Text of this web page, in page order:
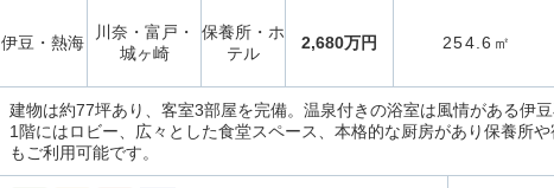
伊豆・熱海
川奈・富戸・
城ヶ崎
保養所・ホ
テル
2,680万円 254.6㎡
建物は約77坪あり、客室3部屋を完備。温泉付きの浴室は風情がある伊豆
1階にはロビー、広々とした食堂スペース、本格的な厨房があり保養所や
もご利用可能です。